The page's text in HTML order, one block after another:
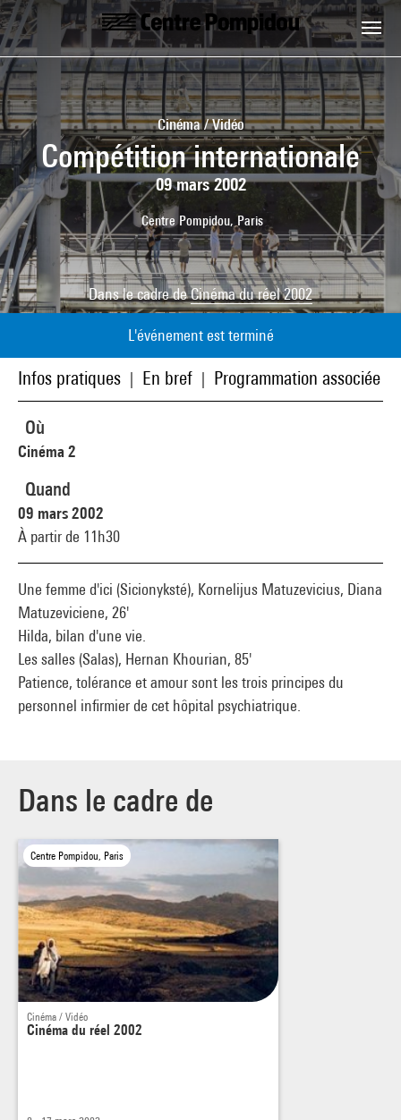
Aller au contenu principal
Centre Pompidou
Cinéma / Vidéo
Compétition internationale
09 mars 2002
Centre Pompidou, Paris
Dans le cadre deCinéma du réel 2002
L'événement est terminé
Infos pratiques En bref Programmation associée
Une femme d'ici (Sicionyksté), Kornelijus Matuzevicius, Diana
Matuzeviciene, 26'
Hilda, bilan d'une vie.
Les salles (Salas), Hernan Khourian, 85'
Patience, tolérance et amour sont les trois principes du
personnel infirmier de cet hôpital psychiatrique.
Où
Cinéma 2
Quand
09 mars 2002
À partir de 11h30
Dans le cadre de
Centre Pompidou, Paris
Cinéma / Vidéo
Cinéma du réel 2002